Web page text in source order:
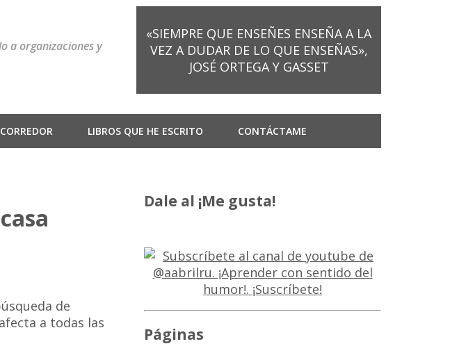
a organizaciones y
«SIEMPRE QUE ENSEÑES ENSEÑA A LA
VEZ A DUDAR DE LO QUE ENSEÑAS»,
JOSÉ ORTEGA Y GASSET
LIBROS QUE HE ESCRITO CONTÁCTAME
de
a todas las
Dale al ¡Me gusta!
Páginas